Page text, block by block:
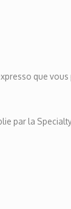
que
par la